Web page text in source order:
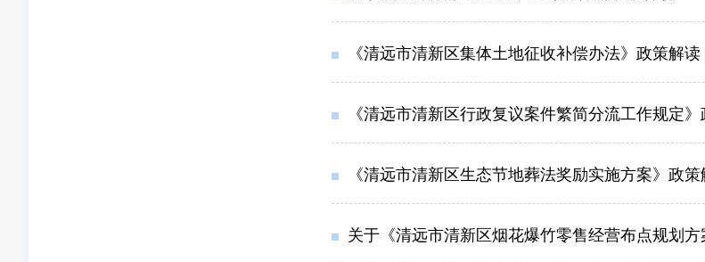
《清远市清新区集体土地征收补偿办法》政策解读
《清远市清新区行政复议案件繁简分流工作规定
《清远市清新区生态节地葬法奖励实施方案》政策
关于《清远市清新区烟花爆竹零售经营布点规划